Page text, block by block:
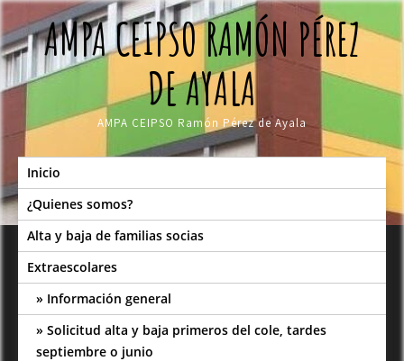
Skip
to
contentAMPA CEIPSO RAMÓN PÉREZ
DE AYALA
AMPA CEIPSO Ramón Pérez de Ayala
Inicio
¿Quienes somos?
Alta y baja de familias socias
Extraescolares
Información general
Solicitud alta y baja primeros del cole, tardes
septiembre o junio